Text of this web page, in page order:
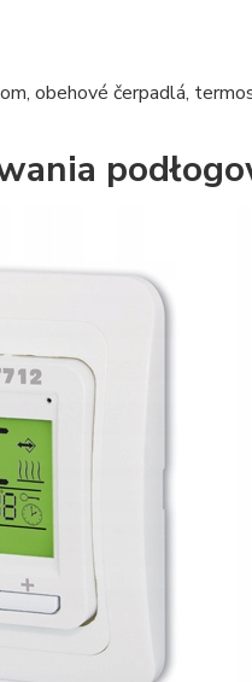
obehové čerpadlá,